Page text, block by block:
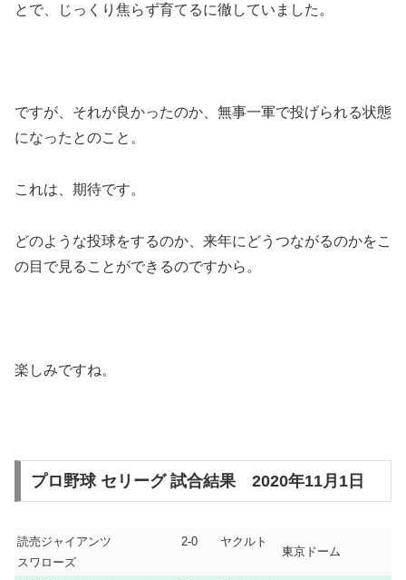
とで、じっくり焦らず育てるに徹していました。
ですが、それが良かったのか、無事一軍で投げられる状態
になったとのこと。
これは、期待です。
どのような投球をするのか、来年にどうつながるのかをこ
の目で見ることができるのですから。
楽しみですね。
プロ野球 セリーグ 試合結果 2020年11月1日
読売ジャイアンツ 2-0 ヤクルト
スワローズ
東京ドーム